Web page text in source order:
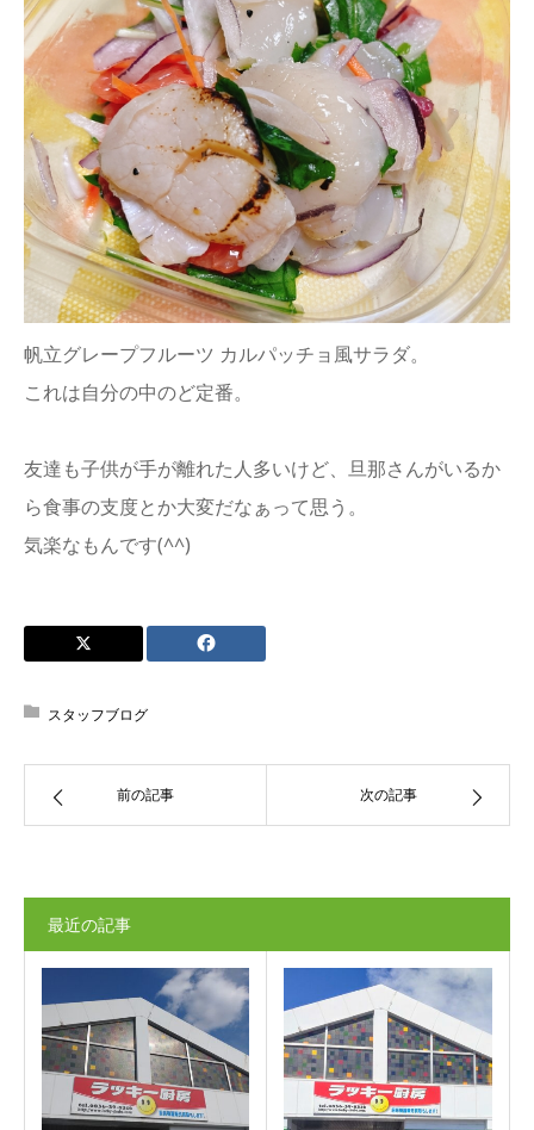
帆立グレープフルーツ カルパッチョ風サラダ。
これは自分の中のど定番。
友達も子供が手が離れた人多いけど、旦那さんがいるか
ら食事の支度とか大変だなぁって思う。
気楽なもんです(^^)
スタッフブログ
前の記事 次の記事
最近の記事